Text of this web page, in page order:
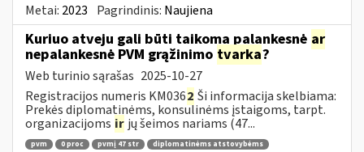
Metai: 2023 Pagrindinis: Naujiena
Kuriuo atveju gali būti taikoma palankesnė ar
nepalankesnė PVM grąžinimo tvarka?
Web turinio sąrašas 2025-10-27
Registracijos numeris KM0362 Ši informacija skelbiama:
Prekės diplomatinėms, konsulinėms įstaigoms, tarpt.
organizacijoms ir jų šeimos nariams (47...
pvm 0 proc pvmį 47 str
diplomatinėms atstovybėms